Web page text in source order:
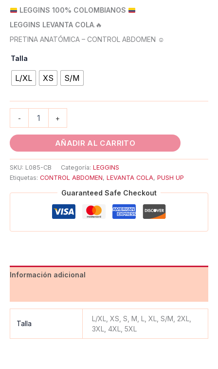
LEGGINS 100% COLOMBIANOS
LEGGINS LEVANTA COLA.🔥
PRETINA ANATÓMICA – CONTROL ABDOMEN ☺️
Talla
L/XL XS S/M
- +
AÑADIR AL CARRITO
SKU: L085-CB Categoría: LEGGINS
Etiquetas: CONTROL ABDOMEN, LEVANTA COLA, PUSH UP
Guaranteed Safe Checkout
Información adicional
Talla
L/XL, XS, S, M, L, XL, S/M, 2XL,
3XL, 4XL, 5XL